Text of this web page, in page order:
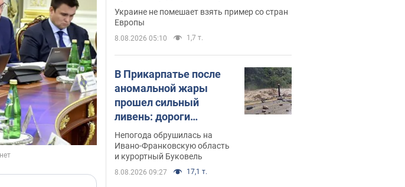
границей
Украине не помешает взять пример со стран
Европы
8.08.2026 05:10 1,7 т.
В Прикарпатье после
аномальной жары
прошел сильный
ливень: дороги
превратились в реки.
Видео
Непогода обрушилась на
Ивано-Франковскую область
и курортный Буковель
8.08.2026 09:27 17,1 т.